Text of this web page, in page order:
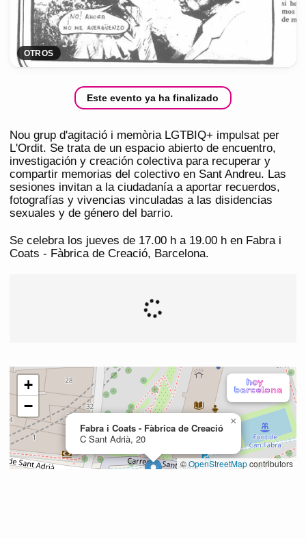
OTROS
Este evento ya ha finalizado
Nou grup d'agitació i memòria LGTBIQ+ impulsat per
L'Ordit. Se trata de un espacio abierto de encuentro,
investigación y creación colectiva para recuperar y
compartir memorias del colectivo en Sant Andreu. Las
sesiones invitan a la ciudadanía a aportar recuerdos,
fotografías y vivencias vinculadas a las disidencias
sexuales y de género del barrio.
Se celebra los jueves de 17.00 h a 19.00 h en Fabra i
Coats - Fàbrica de Creació, Barcelona.